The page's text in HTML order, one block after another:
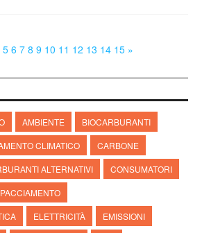
5 6 7 8 9 10 11 12 13 14 15 »
AMBIENTE
BIOCARBURANTI
CLIMATICO
CARBONE
ALTERNATIVI
CONSUMATORI
ELETTRICITÀ
EMISSIONI